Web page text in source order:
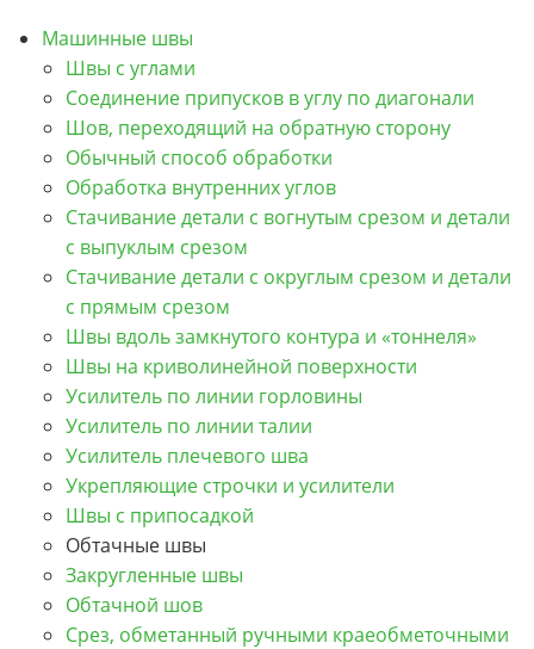
Машинные швы
Швы с углами
Соединение припусков в углу по диагонали
Шов, переходящий на обратную сторону
Обычный способ обработки
Обработка внутренних углов
Стачивание детали с вогнутым срезом и детали
с выпуклым срезом
Стачивание детали с округлым срезом и детали
с прямым срезом
Швы вдоль замкнутого контура и «тоннеля»
Швы на криволинейной поверхности
Усилитель по линии горловины
Усилитель по линии талии
Усилитель плечевого шва
Укрепляющие строчки и усилители
Швы с припосадкой
Обтачные швы
Закругленные швы
Обтачной шов
Срез, обметанный ручными краеобметочными